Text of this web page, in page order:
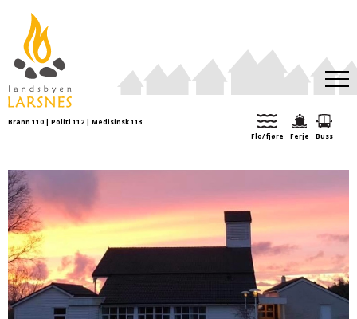
Organisasjoner
Ei tid var
Brann 110 | Politi 112 | Medisinsk 113
Flo/ fjøre
Ferje Buss